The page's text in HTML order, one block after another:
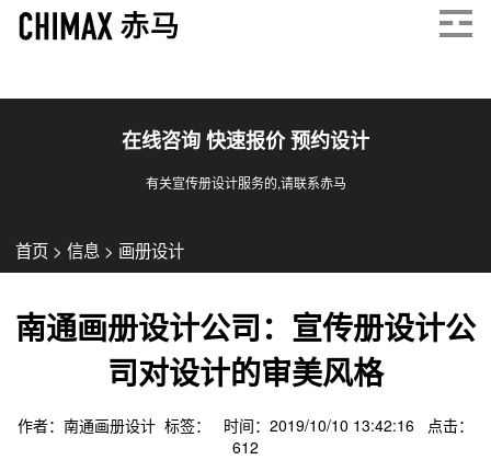
在线咨询 快速报价 预约设计
有关宣传册设计服务的,请联系赤马
首页 > 信息 > 画册设计
南通画册设计公司：宣传册设计公
司对设计的审美风格
作者：南通画册设计 标签： 时间：2019/10/10 13:42:16 点击：
612